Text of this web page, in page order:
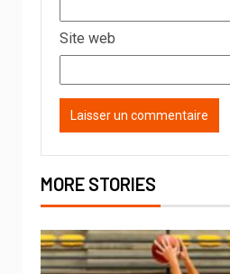
Site web
MORE STORIES